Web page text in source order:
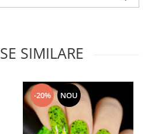
SIMILARE
-20% NOU